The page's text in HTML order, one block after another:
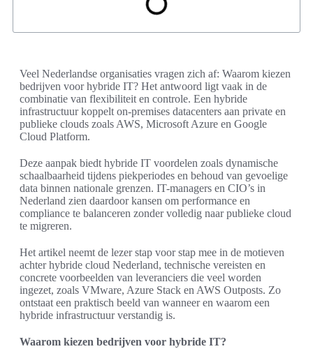
Veel Nederlandse organisaties vragen zich af: Waarom kiezen
bedrijven voor hybride IT? Het antwoord ligt vaak in de
combinatie van flexibiliteit en controle. Een hybride
infrastructuur koppelt on-premises datacenters aan private en
publieke clouds zoals AWS, Microsoft Azure en Google
Cloud Platform.
Deze aanpak biedt hybride IT voordelen zoals dynamische
schaalbaarheid tijdens piekperiodes en behoud van gevoelige
data binnen nationale grenzen. IT-managers en CIO’s in
Nederland zien daardoor kansen om performance en
compliance te balanceren zonder volledig naar publieke cloud
te migreren.
Het artikel neemt de lezer stap voor stap mee in de motieven
achter hybride cloud Nederland, technische vereisten en
concrete voorbeelden van leveranciers die veel worden
ingezet, zoals VMware, Azure Stack en AWS Outposts. Zo
ontstaat een praktisch beeld van wanneer en waarom een
hybride infrastructuur verstandig is.
Waarom kiezen bedrijven voor hybride IT?